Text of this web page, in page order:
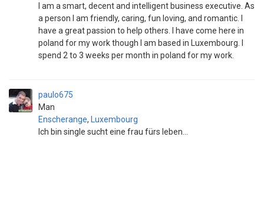
I am a smart, decent and intelligent business executive. As
a person I am friendly, caring, fun loving, and romantic. I
have a great passion to help others. I have come here in
poland for my work though I am based in Luxembourg. I
spend 2 to 3 weeks per month in poland for my work.
paulo675
Man
Enscherange,
Luxembourg
Ich bin single sucht eine frau fürs leben...